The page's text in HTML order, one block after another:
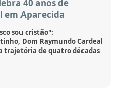
40 anos de
em Aparecida
sou cristão":
Dom Raymundo Cardeal
trajetória de quatro décadas